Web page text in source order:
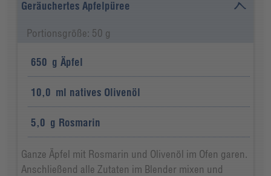
Geräuchertes Apfelpüree
Portionsgröße: 50 g
650 g Äpfel
10,0 ml natives Olivenöl
5,0 g Rosmarin
Ganze Äpfel mit Rosmarin und Olivenöl im Ofen garen.
Anschließend alle Zutaten im Blender mixen und